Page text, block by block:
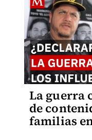
La guerra
de
familias